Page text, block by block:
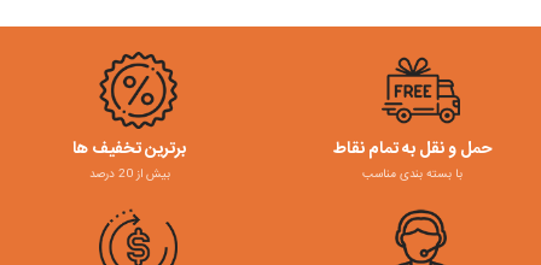
حمل و نقل به تمام نقاط
با بسته بندی مناسب
برترین تخفیف ها
بیش از 20 درصد